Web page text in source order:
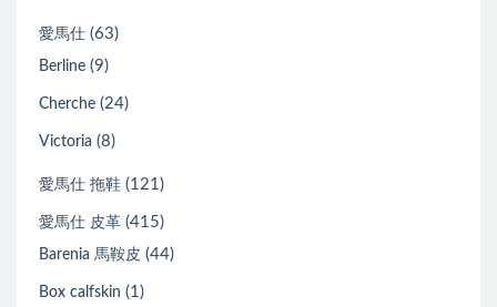
愛馬仕 (63)
Berline (9)
Cherche (24)
Victoria (8)
愛馬仕 拖鞋 (121)
愛馬仕 皮革 (415)
Barenia 馬鞍皮 (44)
Box calfskin (1)